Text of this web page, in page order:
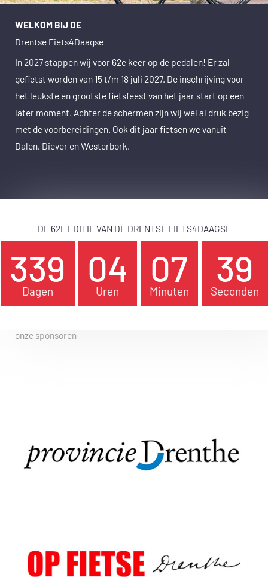
WELKOM BIJ DE
Drentse Fiets4Daagse
In 2027 stappen wij voor 62e keer op de pedalen! Er zal
gefietst worden van 15 t/m 18 juli 2027. De inschrijving voor
het leukste en grootste fietsfeest van het jaar start op een
later moment. Achter de schermen zijn wij wel al druk bezig
met de voorbereidingen. Ook dit jaar fietsen we vanuit
Dalen, Diever en Westerbork.
DE 62E EDITIE VAN DE DRENTSE FIETS4DAAGSE
339
Dagen
04
Uren
07
Minuten
39
Seconden
onze sponsoren